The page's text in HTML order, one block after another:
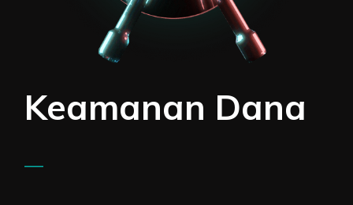
Keamanan Dana
—